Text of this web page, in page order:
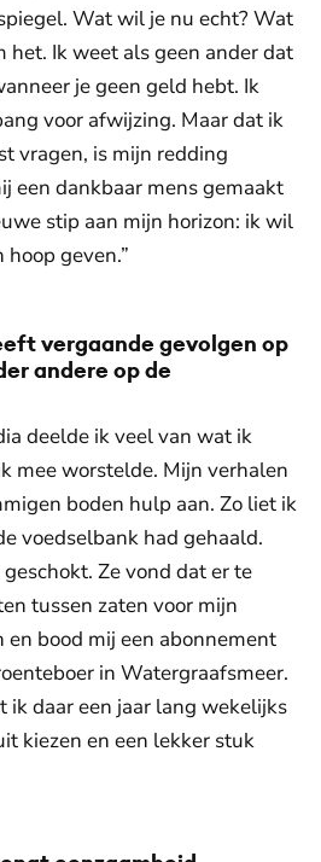
Wat wil je nu echt? Wat
het. Ik weet als geen ander dat
je geen geld hebt. Ik
voor afwijzing. Maar dat ik
vragen, is mijn redding
een dankbaar mens gemaakt
stip aan mijn horizon: ik wil
geven.”
vergaande gevolgen op
andere op de
deelde ik veel van wat ik
mee worstelde. Mijn verhalen
boden hulp aan. Zo liet ik
voedselbank had gehaald.
Ze vond dat er te
tussen zaten voor mijn
en bood mij een abonnement
in Watergraafsmeer.
ik daar een jaar lang wekelijks
kiezen en een lekker stuk